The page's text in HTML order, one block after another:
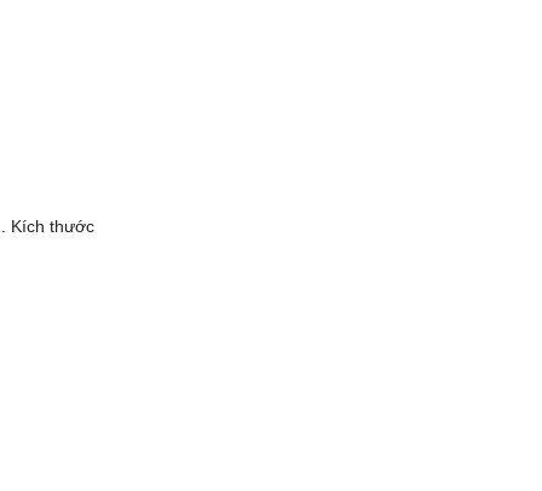
Kích thước